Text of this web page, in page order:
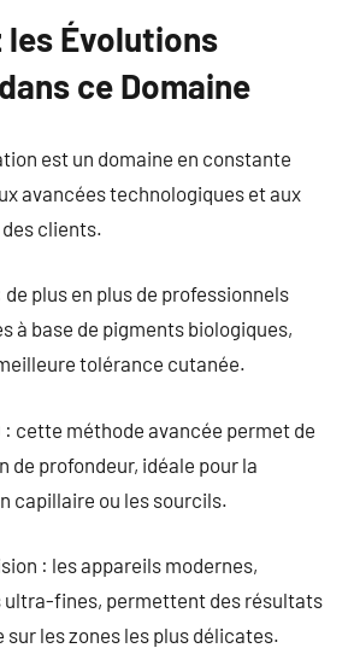
les Évolutions
ce Domaine
est un domaine en constante
avancées technologiques et aux
clients.
plus en plus de professionnels
à base de pigments biologiques,
tolérance cutanée.
cette méthode avancée permet de
de profondeur, idéale pour la
capillaire ou les sourcils.
: les appareils modernes,
ultra-fines, permettent des résultats
sur les zones les plus délicates.